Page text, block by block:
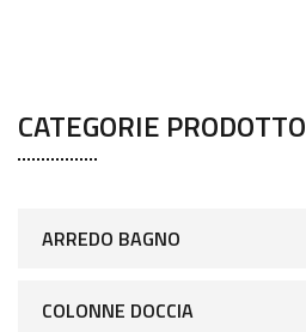
CATEGORIE PRODOTTO
ARREDO BAGNO
COLONNE DOCCIA